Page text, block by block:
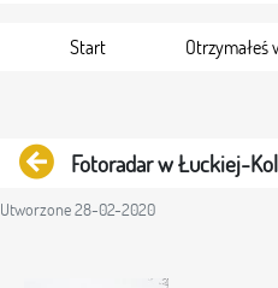
Start Otrzymałeś
Powrót
Fotoradar w Łuckiej-
Utworzone 28-02-2020